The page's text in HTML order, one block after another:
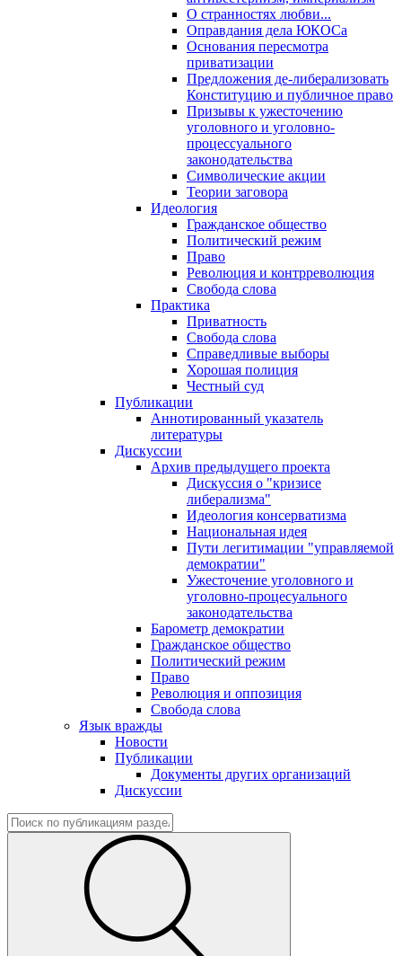
О странностях любви...
Оправдания дела ЮКОСа
Основания пересмотра
приватизации
Предложения де-либерализовать
Конституцию и публичное право
Призывы к ужесточению
уголовного и уголовно-
процессуального
законодательства
Символические акции
Теории заговора
Идеология
Гражданское общество
Политический режим
Право
Революция и контрреволюция
Свобода слова
Практика
Приватность
Свобода слова
Справедливые выборы
Хорошая полиция
Честный суд
Публикации
Аннотированный указатель
литературы
Дискуссии
Архив предыдущего проекта
Дискуссия о "кризисе
либерализма"
Идеология консерватизма
Национальная идея
Пути легитимации "управляемой
демократии"
Ужесточение уголовного и
уголовно-процесуального
законодательства
Барометр демократии
Гражданское общество
Политический режим
Право
Революция и оппозиция
Свобода слова
Язык вражды
Новости
Публикации
Документы других организаций
Дискуссии